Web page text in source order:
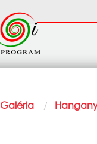
Galéria